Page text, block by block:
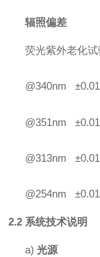
辐照偏差
荧光紫外老化试
@340nm ±
@351nm ±
@313nm ±
@254nm ±
2.2 系统技术说明
a) 光源